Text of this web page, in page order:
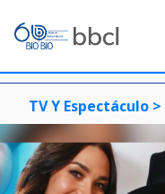
TV Y Espectáculo >